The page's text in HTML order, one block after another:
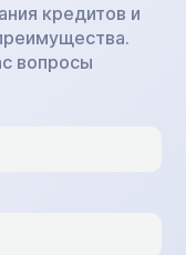
кредитов и
вопросы